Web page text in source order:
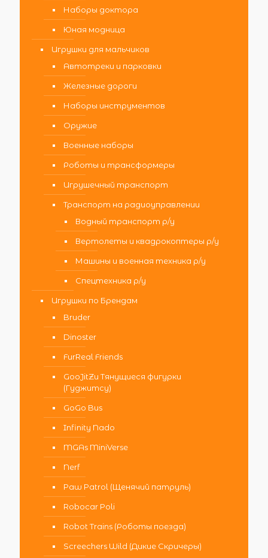
Наборы доктора
Юная модница
Игрушки для мальчиков
Автотреки и парковки
Железные дороги
Наборы инструментов
Оружие
Военные наборы
Роботы и трансформеры
Игрушечный транспорт
Транспорт на радиоуправлении
Водный транспорт р/у
Вертолеты и квадрокоптеры р/у
Машины и военная техника р/у
Спецтехника р/у
Игрушки по Брендам
Bruder
Dinoster
FurReal Friends
GooJitZu Тянущиеся фигурки
(Гуджитсу)
GoGo Bus
Infinity Nado
MGAs MiniVerse
Nerf
Paw Patrol (Щенячий патруль)
Robocar Poli
Robot Trains (Роботы поезда)
Screechers Wild (Дикие Скричеры)